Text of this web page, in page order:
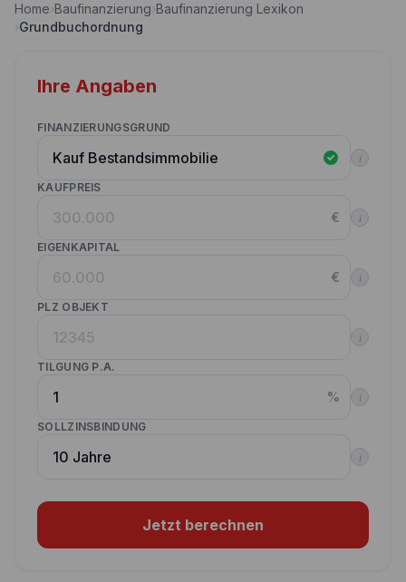
Nebenkostenrechner
Annuitätenrechner
Wettbewerbe
Kunden werben Kunden
Kontakt
Home›Baufinanzierung›Baufinanzierung Lexikon
›Grundbuchordnung
Ihre Angaben
FINANZIERUNGSGRUND
i
KAUFPREIS
€ i
EIGENKAPITAL
€ i
PLZ OBJEKT
i
TILGUNG P.A.
% i
SOLLZINSBINDUNG
i
Jetzt berechnen